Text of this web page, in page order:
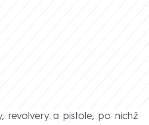
revolvery a pistole, po nichž